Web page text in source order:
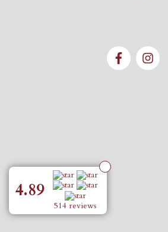
4.89
514 reviews